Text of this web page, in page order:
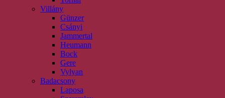
Villány
Günzer
Csányi
Jammertal
Heumann
Bock
Gere
Vylyan
Badacsony
Laposa